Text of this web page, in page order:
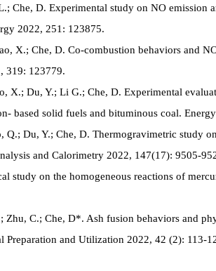
Che, D. Experimental study on NO emission
2022, 251: 123875.
X.; Che, D. Co-combustion behaviors and
319: 123779.
X.; Du, Y.; Li G.; Che, D. Experimental
based solid fuels and bituminous coal.
Q.; Du, Y.; Che, D. Thermogravimetric study
and Calorimetry 2022, 147(17): 9505-
study on the homogeneous reactions of
Zhu, C.; Che, D*. Ash fusion behaviors and
and Utilization 2022, 42 (2): 113-